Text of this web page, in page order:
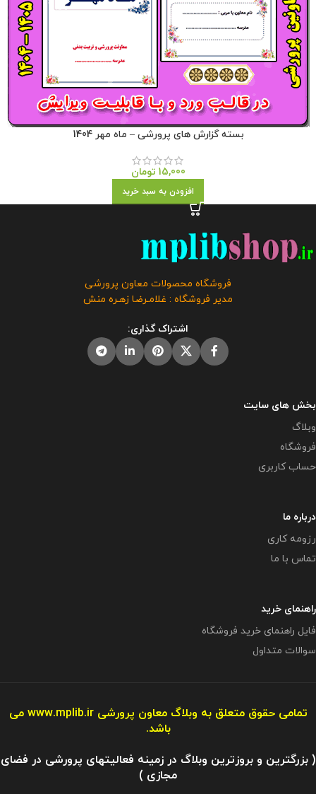
بسته گزارش های پرورشی – ماه مهر 1404
15,000 تومان
افزودن به سبد خرید
فروشگاه محصولات معاون پرورشی
مدیر فروشگاه : غلامـرضا زهـره منش
اشتراک گذاری:
بخش های سایت
وبلاگ
فروشگاه
حساب کاربری
درباره ما
رزومه کاری
تماس با ما
راهنمای خرید
فایل راهنمای خرید فروشگاه
سوالات متداول
تمامی حقوق متعلق به وبلاگ معاون پرورشیwww.mplib.ir می
باشد.
( بزرگترین و بروزترین وبلاگ در زمینه فعالیتهای پرورشی در فضای
مجازی )